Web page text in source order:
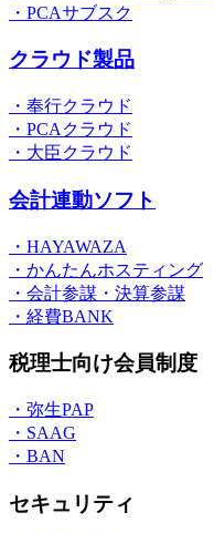
・PCAサブスク
クラウド製品
・奉行クラウド
・PCAクラウド
・大臣クラウド
会計連動ソフト
・HAYAWAZA
・かんたんホスティング
・会計参謀・決算参謀
・経費BANK
税理士向け会員制度
・弥生PAP
・SAAG
・BAN
セキュリティ